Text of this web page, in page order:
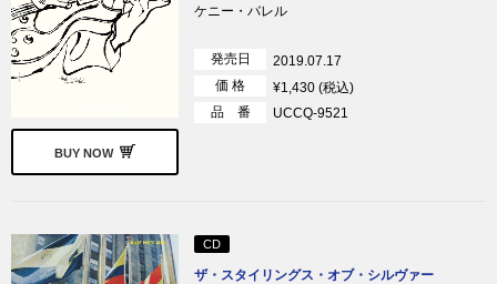
BUY NOW
ケニー・バレル
発売日
2019.07.17
価 格
¥1,430 (税込)
品 番
UCCQ-9521
CD
ザ・スタイリングス・オブ・シルヴァー